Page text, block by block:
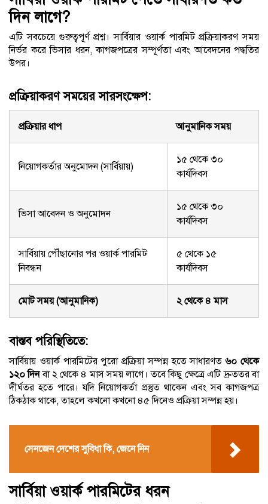
দিন লাগে?
এটি সবচেয়ে গুরুত্বপূর্ণ প্রশ্ন। সার্বিয়ার ওয়ার্ক পারমিট প্রক্রিয়াকরণ সময়
নির্ভর করে ভিসার ধরন, কাগজপত্রের সম্পূর্ণতা এবং আবেদনের পদ্ধতির
উপর।
প্রক্রিয়াকরণ সময়ের সারসংক্ষেপ:
প্রক্রিয়ার ধাপ আনুমানিক সময়
নিয়োগকর্তার অনুমোদন (সার্বিয়ায়)
১৫ থেকে ৩০
কার্যদিবস
ভিসা আবেদন ও অনুমোদন
১৫ থেকে ৩০
কার্যদিবস
সার্বিয়ায় পৌঁছানোর পর ওয়ার্ক পারমিট
নিবন্ধন
৫ থেকে ১৫
কার্যদিবস
মোট সময় (আনুমানিক) ২ থেকে ৪ মাস
বাস্তব পরিস্থিতিতে:
সার্বিয়ায় ওয়ার্ক পারমিটের পুরো প্রক্রিয়া সম্পন্ন হতে সাধারণত৬০ থেকে
১২০ দিনবা ২ থেকে ৪ মাস সময় লাগে। তবে কিছু ক্ষেত্রে এটি দ্রুততর বা
দীর্ঘতর হতে পারে। যদি নিয়োগকর্তা প্রস্তুত থাকেন এবং সব কাগজপত্র
ঠিকঠাক থাকে, তাহলে কখনো কখনো ৪৫ দিনেও প্রক্রিয়া সম্পন্ন হয়।
সেনজেন দেশের সুবিধা কি, জেনে নিন
সার্বিয়া ওয়ার্ক পারমিটের ধরন